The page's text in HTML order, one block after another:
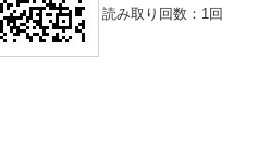
読み取り回数： 1回